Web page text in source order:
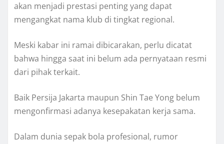
akan menjadi prestasi penting yang dapat
mengangkat nama klub di tingkat regional.
Meski kabar ini ramai dibicarakan, perlu dicatat
bahwa hingga saat ini belum ada pernyataan resmi
dari pihak terkait.
Baik Persija Jakarta maupun Shin Tae Yong belum
mengonfirmasi adanya kesepakatan kerja sama.
Dalam dunia sepak bola profesional, rumor